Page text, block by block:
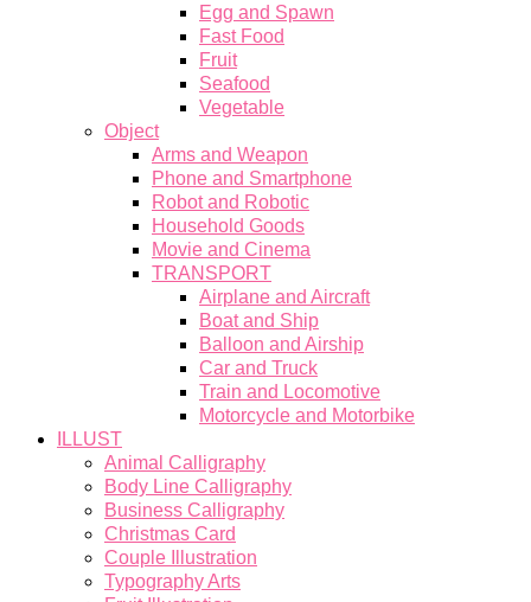
Egg and Spawn
Fast Food
Fruit
Seafood
Vegetable
Object
Arms and Weapon
Phone and Smartphone
Robot and Robotic
Household Goods
Movie and Cinema
TRANSPORT
Airplane and Aircraft
Boat and Ship
Balloon and Airship
Car and Truck
Train and Locomotive
Motorcycle and Motorbike
ILLUST
Animal Calligraphy
Body Line Calligraphy
Business Calligraphy
Christmas Card
Couple Illustration
Typography Arts